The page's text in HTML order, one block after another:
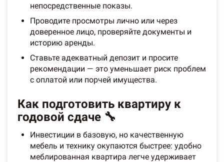
непосредственные показы.
Проводите просмотры лично или через
доверенное лицо, проверяйте документы и
историю аренды.
Ставьте адекватный депозит и просите
рекомендации — это уменьшает риск проблем
с оплатой или порчей имущества.
Как подготовить квартиру к
годовой сдаче 🔧
Инвестиции в базовую, но качественную
мебель и технику окупаются быстрее: удобно
меблированная квартира легче удерживает